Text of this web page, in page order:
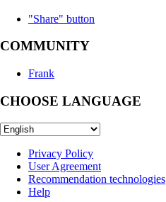
"Share" button
COMMUNITY
Frank
CHOOSE LANGUAGE
Privacy Policy
User Agreement
Recommendation technologies
Help